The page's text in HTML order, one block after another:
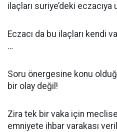
ilaçları suriye’deki eczacıya
Eczacı da bu ilaçları kendi
…
Soru önergesine konu
bir olay değil!
Zira tek bir vaka için
emniyete ihbar varakası